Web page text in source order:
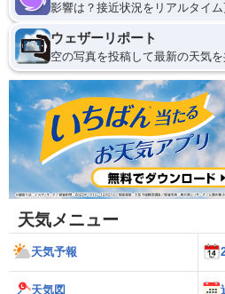
影響は？接近状況をリアルタイ
ウェザーリポート
空の写真を投稿して最新の天気
天気メニュー
天気予報
天気図